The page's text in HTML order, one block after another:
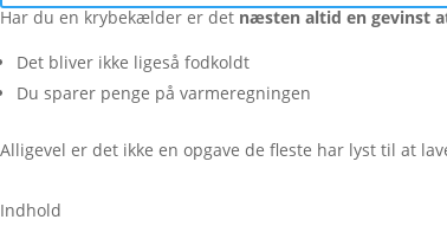
Har du en krybekælder er det næsten altid en gevinst
Det bliver ikke ligeså fodkoldt
Du sparer penge på varmeregningen
Alligevel er det ikke en opgave de fleste har lyst til at
Indhold